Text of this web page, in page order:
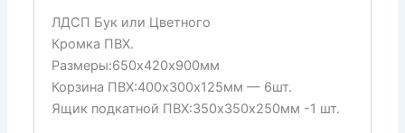
ЛДСП Бук или Цветного
Кромка ПВХ.
Размеры:650х420х900мм
Корзина ПВХ:400х300х125мм — 6шт.
Ящик подкатной ПВХ:350х350х250мм -1 шт.